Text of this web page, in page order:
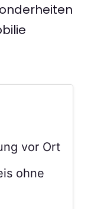
vor Ort
ohne